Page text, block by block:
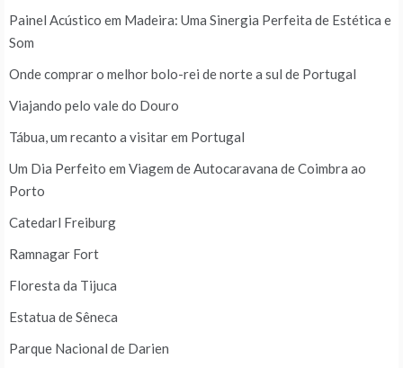
Painel Acústico em Madeira: Uma Sinergia Perfeita de Estética e
Som
Onde comprar o melhor bolo-rei de norte a sul de Portugal
Viajando pelo vale do Douro
Tábua, um recanto a visitar em Portugal
Um Dia Perfeito em Viagem de Autocaravana de Coimbra ao
Porto
Catedarl Freiburg
Ramnagar Fort
Floresta da Tijuca
Estatua de Sêneca
Parque Nacional de Darien